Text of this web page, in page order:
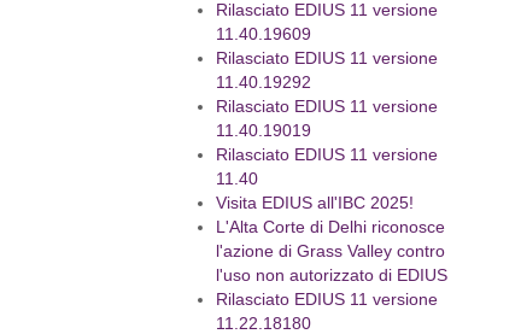
Rilasciato EDIUS 11 versione
11.40.19609
Rilasciato EDIUS 11 versione
11.40.19292
Rilasciato EDIUS 11 versione
11.40.19019
Rilasciato EDIUS 11 versione
11.40
Visita EDIUS all'IBC 2025!
L'Alta Corte di Delhi riconosce
l'azione di Grass Valley contro
l'uso non autorizzato di EDIUS
Rilasciato EDIUS 11 versione
11.22.18180